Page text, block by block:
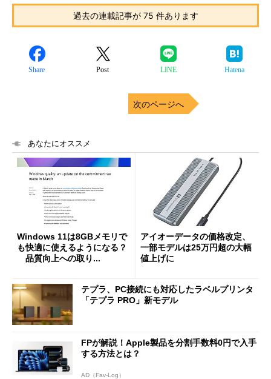
過去の連載記事が 75 件あります
Share Post LINE Hatena
次のページへ
あなたにオススメ
Windows 11は8GBメモリで
も快適に使えるようになる？
品質向上への取り...
アイオーデータの価格改定、
一部モデルは25万円超の大幅
値上げに
テプラ、PC接続にも対応したラベルプリンタ
「テプラ PRO」新モデル
FPが解説！Apple製品を分割手数料0円で入手
する方法とは？
AD（Fav-Log）